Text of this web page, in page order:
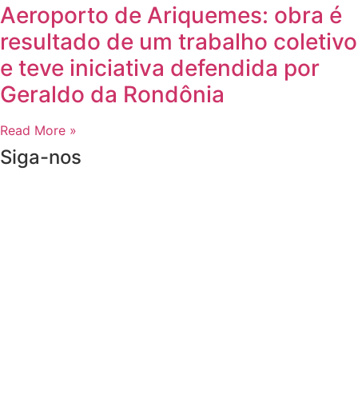
Aeroporto de Ariquemes: obra é
resultado de um trabalho coletivo
e teve iniciativa defendida por
Geraldo da Rondônia
Read More »
Siga-nos